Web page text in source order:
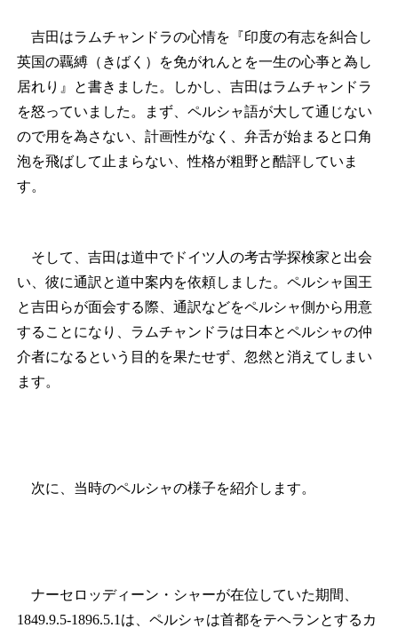
吉田はラムチャンドラの心情を『印度の有志を糾合し
英国の覊縛（きばく）を免がれんとを一生の心亊と為し
居れり』と書きました。しかし、吉田はラムチャンドラ
を怒っていました。まず、ペルシャ語が大して通じない
ので用を為さない、計画性がなく、弁舌が始まると口角
泡を飛ばして止まらない、性格が粗野と酷評していま
す。
そして、吉田は道中でドイツ人の考古学探検家と出会
い、彼に通訳と道中案内を依頼しました。ペルシャ国王
と吉田らが面会する際、通訳などをペルシャ側から用意
することになり、ラムチャンドラは日本とペルシャの仲
介者になるという目的を果たせず、忽然と消えてしまい
ます。
次に、 当時のペルシャの様子を紹介します。
ナーセロッディーン・シャーが在位していた期間、
1849.9.5-1896.5.1は、ペルシャは首都をテヘランとするカ